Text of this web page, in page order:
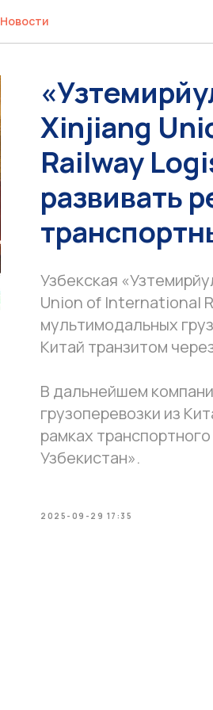
Новости
Xinjiang
Railway
развивать
Узбекская
Union of International
мультимодальных
Китай транзитом
В дальнейшем
грузоперевозки из
рамках
Узбекистан».
2025-09-29 17:35